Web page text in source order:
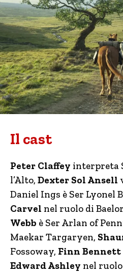
Il cast
Peter Claffey interpreta
l’Alto, Dexter Sol Ansell
Daniel Ings è Ser Lyonel
Carvel nel ruolo di
Webb è Ser Arlan of
Maekar Targaryen,
Fossoway, Finn Bennett
Edward Ashley nel